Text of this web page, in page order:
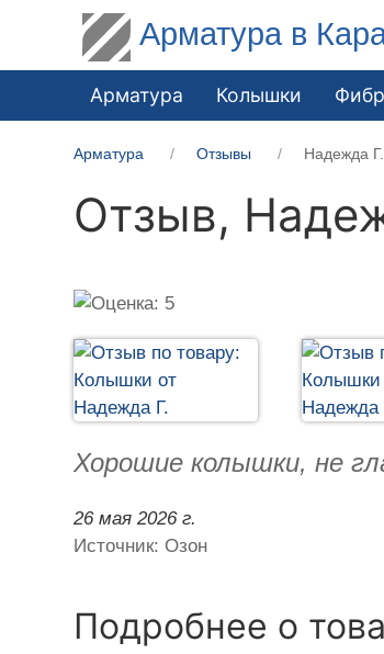
Арматура в
Арматура Колышки
Арматура Отзывы Надежда Г.
Отзыв,
Хорошие колышки, не
26 мая 2026 г.
Источник: Озон
Подробнее о